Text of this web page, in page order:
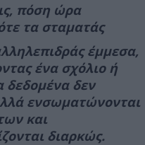
πόση ώρα
τα σταματάς
έμμεσα,
ένα σχόλιο ή
δεδομένα δεν
ενσωματώνονται
και
διαρκώς.